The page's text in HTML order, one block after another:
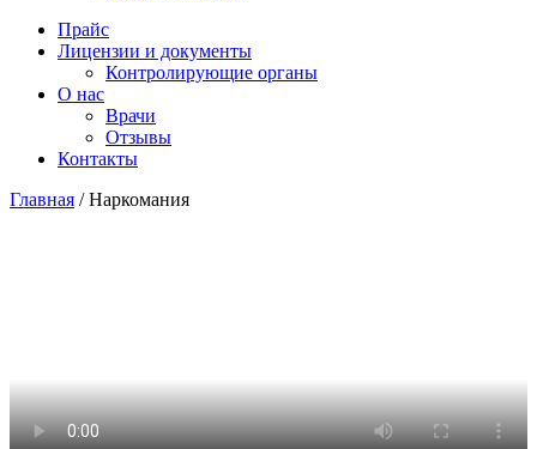
Прайс
Лицензии и документы
Контролирующие органы
О нас
Врачи
Отзывы
Контакты
Главная /Наркомания